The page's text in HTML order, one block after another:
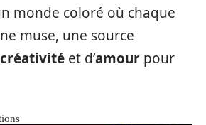
monde coloré où chaque
muse, une source
créativité et d’amour pour